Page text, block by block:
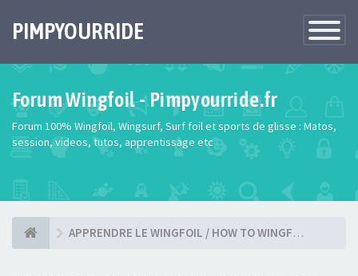
Toggle
PIMPYOURRIDE
Forum Wingfoil - Pimpyourride.fr
Forum 100% Wingfoil, Wingsurf, Surf foil et sports de glisse : Matos,
session, videos, tutos, apprentissage etc
APPRENDRE LE WINGFOIL / HOW TO WINGFOIL ?